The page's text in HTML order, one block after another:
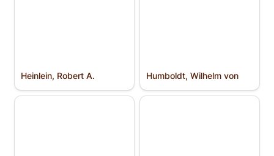
Heinlein, Robert A. Humboldt, Wilhelm von
Hume, David Hutcheson, Francis